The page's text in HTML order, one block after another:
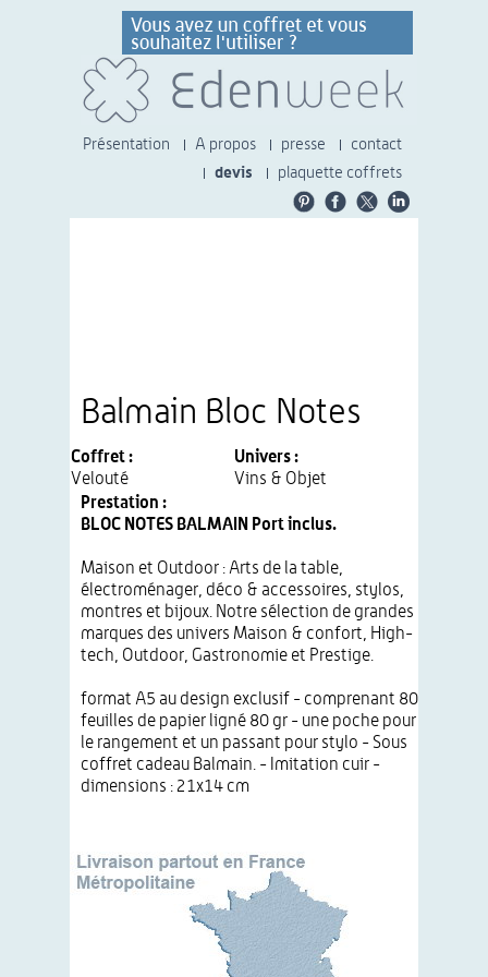
Présentation A propos presse
contact
devis
plaquette coffrets
Balmain Bloc Notes
Coffret :
Velouté
Univers :
Vins & Objet
Prestation :
BLOC NOTES BALMAIN Port inclus.
Maison et Outdoor : Arts de la table,
électroménager, déco & accessoires, stylos,
montres et bijoux. Notre sélection de grandes
marques des univers Maison & confort, High-
tech, Outdoor, Gastronomie et Prestige.
format A5 au design exclusif - comprenant 80
feuilles de papier ligné 80 gr - une poche pour
le rangement et un passant pour stylo - Sous
coffret cadeau Balmain. - Imitation cuir -
dimensions : 21x14 cm